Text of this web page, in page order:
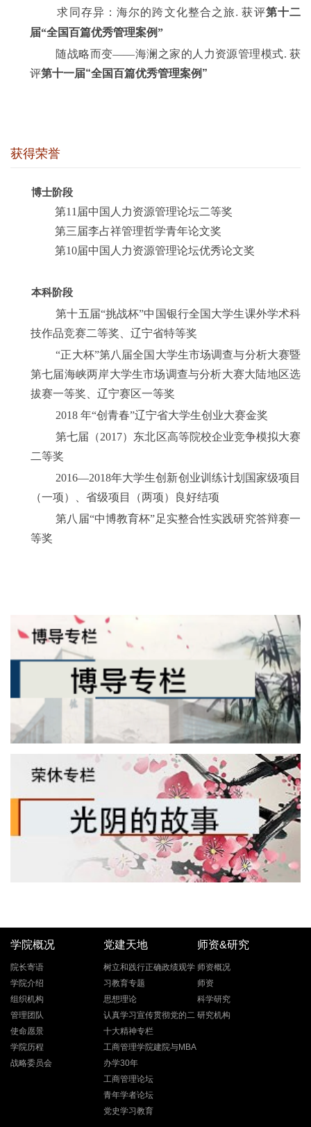
求同存异：海尔的跨文化整合之旅. 获评第十二
届“全国百篇优秀管理案例”
随战略而变——海澜之家的人力资源管理模式. 获
评第十一届“全国百篇优秀管理案例”
获得荣誉
博士阶段
第11 届中国人力资源管理论坛二等奖
第三届李占祥管理哲学青年论文奖
第10届中国人力资源管理论坛优秀论文奖
本科阶段
第十五届“挑战杯”中国银行全国大学生课外学术科
技作品竞赛二等奖、辽宁省特等奖
“正大杯”第八届全国大学生市场调查与分析大赛暨
第七届海峡两岸大学生市场调查与分析大赛大陆地区选
拔赛一等奖、辽宁赛区一等奖
2018 年“创青春”辽宁省大学生创业大赛金奖
第七届（2017）东北区高等院校企业竞争模拟大赛
二等奖
2016—2018年大学生创新创业训练计划国家级项目
（一项）、省级项目（两项）良好结项
第八届“中博教育杯”足实整合性实践研究答辩赛一
等奖
学院概况
院长寄语
学院介绍
组织机构
管理团队
使命愿景
学院历程
战略委员会
党建天地
树立和践行正确政绩观学
习教育专题
思想理论
认真学习宣传贯彻党的二
十大精神专栏
工商管理学院建院与MBA
办学30年
工商管理论坛
青年学者论坛
党史学习教育
师资&研究
师资概况
师资
科学研究
研究机构